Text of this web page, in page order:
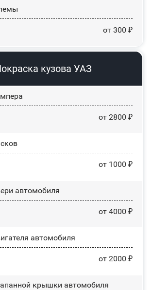
от 300 ₽
кузова УАЗ
от 2800 ₽
от 1000 ₽
автомобиля
от 4000 ₽
автомобиля
от 2000 ₽
крышки автомобиля